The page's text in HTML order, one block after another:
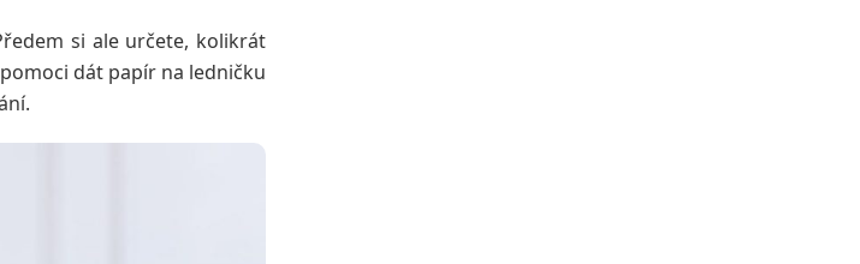
si ale určete, kolikrát
dát papír na ledničku